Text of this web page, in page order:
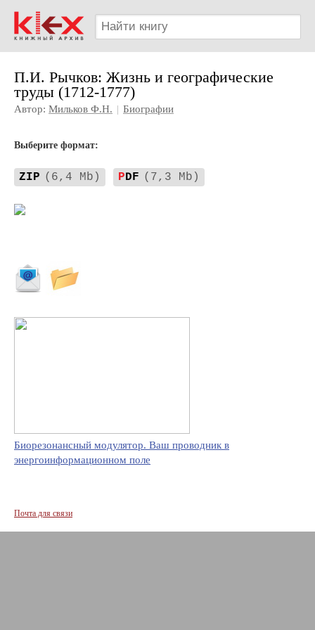
П.И. Рычков: Жизнь и географические
труды (1712-1777)
Автор: Мильков Ф.Н. | Биографии
Выберите формат:
ZIP (6,4 Mb) PDF (7,3 Mb)
Биорезонансный модулятор. Ваш проводник в
энергоинформационном поле
Почта для связи